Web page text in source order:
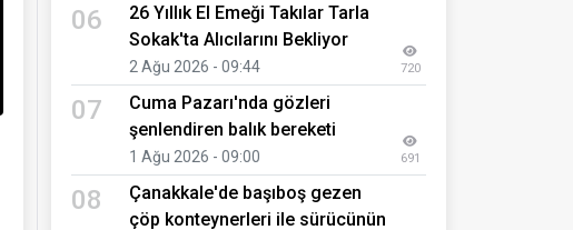
06
26 Yıllık El Emeği Takılar Tarla
Sokak'ta Alıcılarını Bekliyor
2 Ağu 2026 - 09:44 720
07
Cuma Pazarı'nda gözleri
şenlendiren balık bereketi
1 Ağu 2026 - 09:00 691
08
Çanakkale'de başıboş gezen
çöp konteynerleri ile sürücünün